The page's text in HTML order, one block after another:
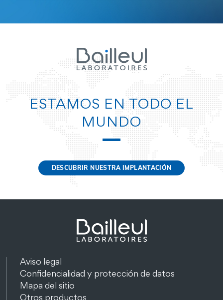
ESTAMOS EN TODO EL
MUNDO
DESCUBRIR NUESTRA IMPLANTACIÓN
Aviso legal
Confidencialidad y protección de datos
Mapa del sitio
Otros productos